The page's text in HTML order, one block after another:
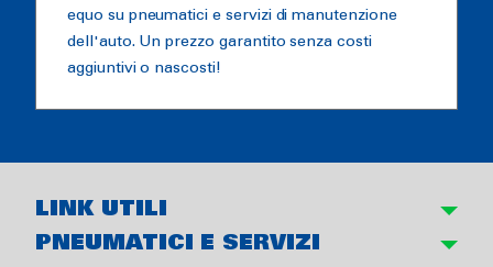
equo su pneumatici e servizi di manutenzione
dell'auto. Un prezzo garantito senza costi
aggiuntivi o nascosti!
LINK UTILI
PNEUMATICI E SERVIZI